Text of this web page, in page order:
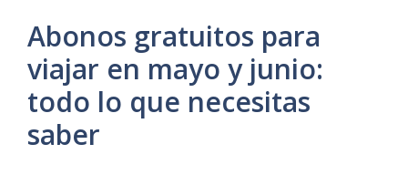
Abonos gratuitos para
viajar en mayo y junio:
todo lo que necesitas
saber